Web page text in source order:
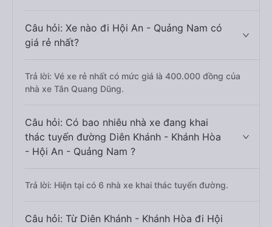
Câu hỏi: Xe nào đi Hội An - Quảng Nam có
giá rẻ nhất?
Trả lời: Vé xe rẻ nhất có mức giá là 400.000 đồng của
nhà xe Tân Quang Dũng.
Câu hỏi: Có bao nhiêu nhà xe đang khai
thác tuyến đường Diên Khánh - Khánh Hòa
- Hội An - Quảng Nam ?
Trả lời: Hiện tại có 6 nhà xe khai thác tuyến đường.
Câu hỏi: Từ Diên Khánh - Khánh Hòa đi Hội